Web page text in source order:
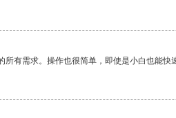
有需求。操作也很简单，即使是小白也能快